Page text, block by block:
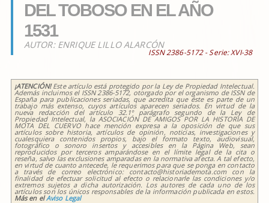
DEL TOBOSO EN EL AÑO
1531
AUTOR: ENRIQUE LILLO ALARCÓN
ISSN 2386-5172 - Serie:XVI-38
¡ATENCIÓN!Este artículo está protegido por la Ley de Propiedad Intelectual.
Además incluimos el ISSN 2386-5172, otorgado por el organismo de ISSN de
España para publicaciones seriadas, que acredita que éste es parte de un
trabajo más extenso, cuyos artículos aparecen seriados. En virtud de la
nueva redacción del artículo 32.1º parágrafo segundo de la Ley de
Propiedad Intelectual, la ASOCIACIÓN DE AMIGOS POR LA HISTORIA DE
MOTA DEL CUERVO hace mención expresa a la oposición de que sus
artículos sobre historia, artículos de opinión, noticias, investigaciones y
cualesquiera contenidos propios, bajo el formato texto, audiovisual,
fotográfico o sonoro insertos y accesibles en la Página Web, sean
reproducidos por terceros amparándose en el límite legal de la cita o
reseña, salvo las exclusiones amparadas en la normativa afecta. A tal efecto,
en virtud de cuanto antecede, le requerimos para que se ponga en contacto
a través de correo electrónico: contacto@historiademota.com con la
finalidad de efectuar solicitud al efecto o relacionarle las condiciones y/o
extremos sujetos a dicha autorización. Los autores de cada uno de los
artículos son los únicos responsables de la información publicada en estos.
Más en elAviso Legal